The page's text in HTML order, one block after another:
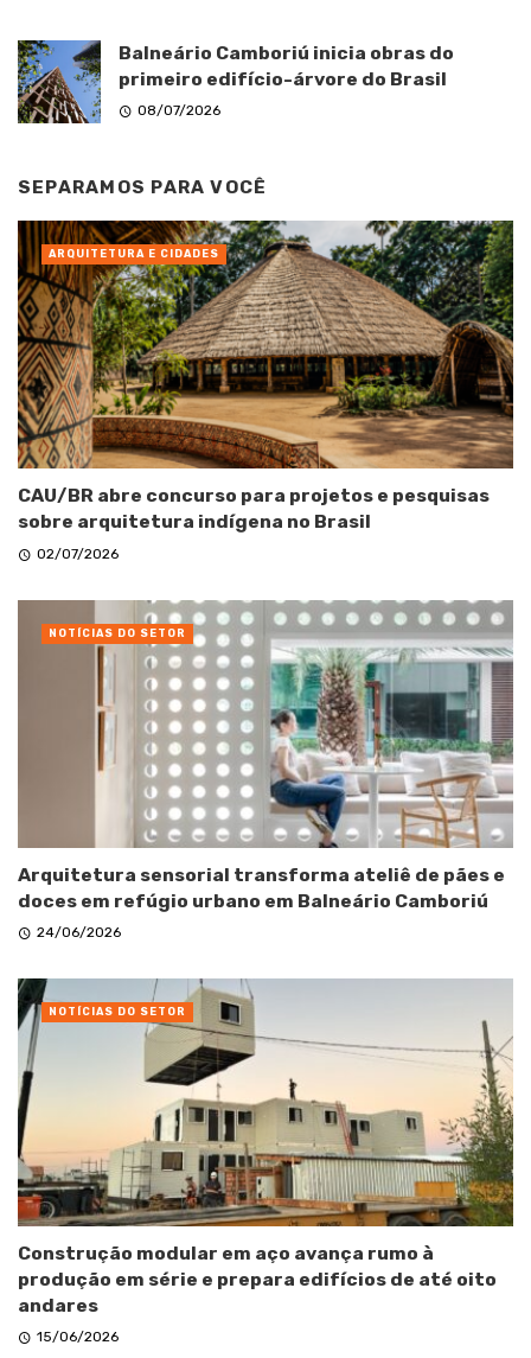
Balneário Camboriú inicia obras do
primeiro edifício-árvore do Brasil
08/07/2026
SEPARAMOS PARA VOCÊ
CAU/BR abre concurso para projetos e pesquisas
sobre arquitetura indígena no Brasil
02/07/2026
ARQUITETURA E CIDADES
Arquitetura sensorial transforma ateliê de pães e
doces em refúgio urbano em Balneário Camboriú
24/06/2026
NOTÍCIAS DO SETOR
Construção modular em aço avança rumo à
produção em série e prepara edifícios de até oito
andares
15/06/2026
NOTÍCIAS DO SETOR